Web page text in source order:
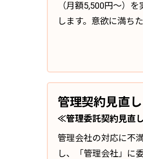
（月額5,500円～）
します。意欲に満ち
管理契約見直
≪管理委託契約見直
管理会社の対応に不
し、「管理会社」に